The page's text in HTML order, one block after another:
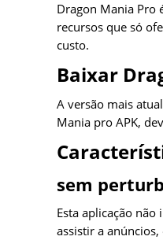
Dragon Mania Pro
recursos que só
custo.
Baixar
A versão mais
Mania pro APK,
sem
Esta aplicação
assistir a